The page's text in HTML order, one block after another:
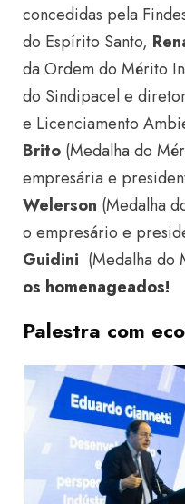
concedidas pela
do Espírito Santo,
da Ordem do Mérito
do Sindipacel e
e Licenciamento
Brito (Medalha do
empresária e
Welerson (Medalha
o empresário e
Guidini (Medalha do
os homenageados!
Palestra com